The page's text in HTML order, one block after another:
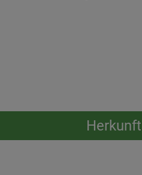
Herkunft